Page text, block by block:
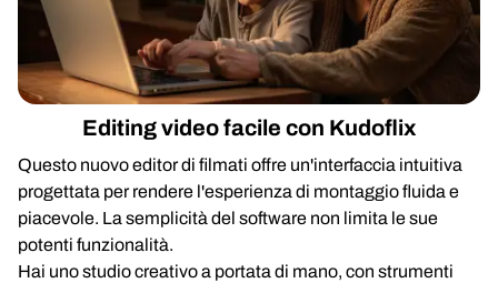
Editing video facile con Kudoflix
Questo nuovo editor di filmati offre un'interfaccia intuitiva
progettata per rendere l'esperienza di montaggio fluida e
piacevole. La semplicità del software non limita le sue
potenti funzionalità.
Hai uno studio creativo a portata di mano, con strumenti